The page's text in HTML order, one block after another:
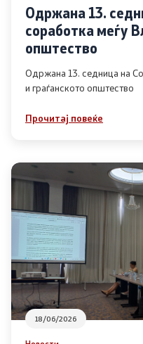
Извештаи
Список на ОЈИ
Контакт
Контакт
Линкови
Изјава за пристапност
Со еден
Одржана 13.
соработка меѓу
општество
Одржана 13. седница на
и граѓанското општество
Прочитај повеќе
18/06/2026